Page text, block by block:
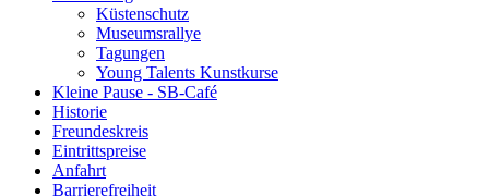
Küstenschutz
Museumsrallye
Tagungen
Young Talents Kunstkurse
Kleine Pause - SB-Café
Historie
Freundeskreis
Eintrittspreise
Anfahrt
Barrierefreiheit